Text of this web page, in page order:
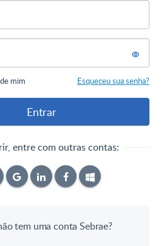
mim Esqueceu sua senha?
entre com outras contas:
tem uma conta Sebrae?